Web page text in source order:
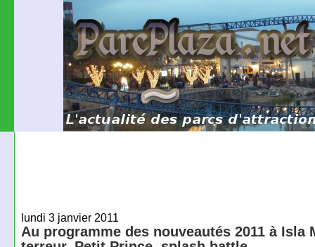
lundi 3 janvier 2011
Au programme des nouveautés 2011 à Isla